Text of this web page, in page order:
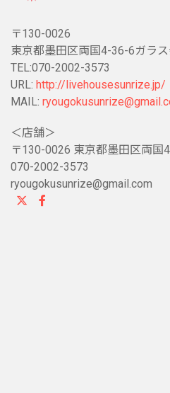
〒130-0026
東京都墨田区両国4-36-6ガラ
TEL:070-2002-3573
URL: http://livehousesunrize.jp/
MAIL:
＜店舗＞
〒130-0026 東京都墨田区両国
070-2002-3573
ryougokusunrize@gmail.com